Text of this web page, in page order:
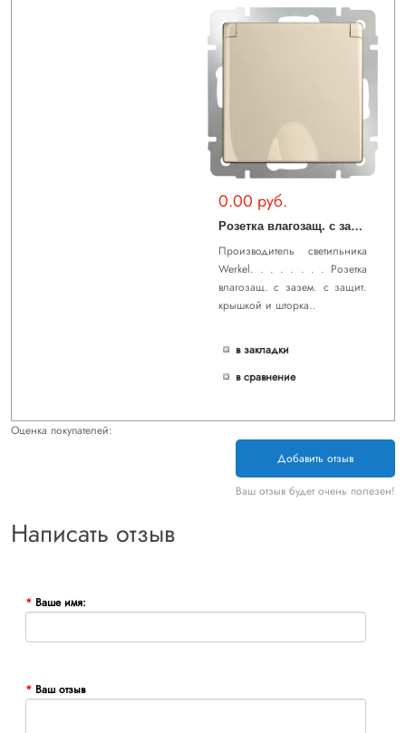
0.00 руб.
Р
озетка влагозащ. с зазем. с защит. крышкой и шторками (шампань) WL11-SKGSC-01-IP44
Производитель светильника
Werkel. . . . . . . . Розетка
влагозащ. с зазем. с защит.
крышкой и шторка..
в закладки
в сравнение
Оценка покупателей:
Добавить отзыв
Ваш отзыв будет очень полезен!
Написать отзыв
Ваше имя:
Ваш отзыв